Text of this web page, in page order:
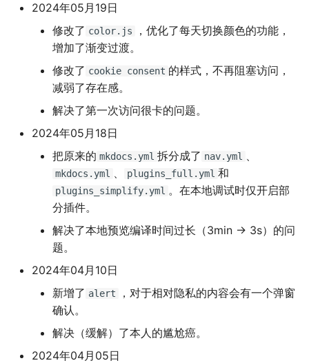
2024年05月19日
修改了 color.js
，优化了每天切换颜色的功能，
增加了渐变过渡。
修改了 cookie consent 的样式，不再阻塞访问，
减弱了存在感。
解决了第一次访问很卡的问题。
2024年05月18日
把原来的 mkdocs.yml 拆分成了 nav.yml 、
mkdocs.yml 、 plugins_full.yml 和
plugins_simplify.yml 。在本地调试时仅开启部
分插件。
解决了本地预览编译时间过长（3min -> 3s）的问
题。
2024年04月10日
新增了 alert
，对于相对隐私的内容会有一个弹窗
确认。
解决（缓解）了本人的尴尬癌。
2024年04月05日